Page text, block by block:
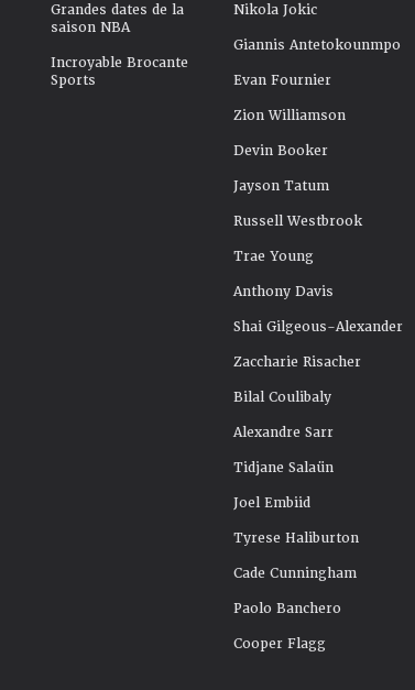
Grandes dates de la
saison NBA
Incroyable Brocante
Sports
Nikola Jokic
Giannis Antetokounmpo
Evan Fournier
Zion Williamson
Devin Booker
Jayson Tatum
Russell Westbrook
Trae Young
Anthony Davis
Shai Gilgeous-Alexander
Zaccharie Risacher
Bilal Coulibaly
Alexandre Sarr
Tidjane Salaün
Joel Embiid
Tyrese Haliburton
Cade Cunningham
Paolo Banchero
Cooper Flagg